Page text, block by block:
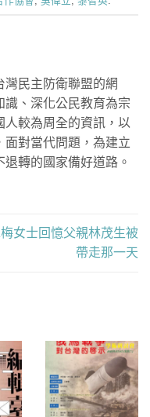
灣民主防衛聯盟的網
識、深化公民教育為宗
人較為周全的資訊，以
面對當代問題，為建立
轉的國家備好道路。
女士回憶父親林茂生被
帶走那一天